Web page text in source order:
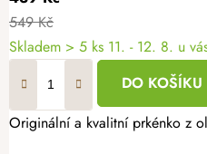
549 Kč
Skladem > 5 ks 11. - 12. 8. u
DO KOŠÍKU
Originální a kvalitní prkénko z